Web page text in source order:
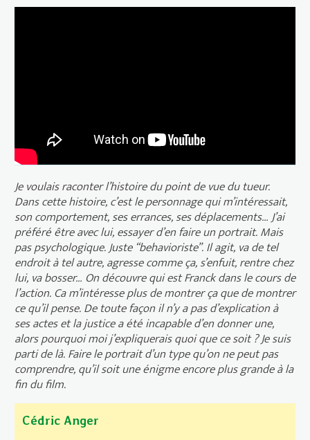
Je voulais raconter l’histoire du point de vue du tueur.
Dans cette histoire, c’est le personnage qui m’intéressait,
son comportement, ses errances, ses déplacements… J’ai
préféré être avec lui, essayer d’en faire un portrait. Mais
pas psychologique. Juste “behavioriste”. Il agit, va de tel
endroit à tel autre, agresse comme ça, s’enfuit, rentre chez
lui, va bosser… On découvre qui est Franck dans le cours de
l’action. Ca m’intéresse plus de montrer ça que de montrer
ce qu’il pense. De toute façon il n’y a pas d’explication à
ses actes et la justice a été incapable d’en donner une,
alors pourquoi moi j’expliquerais quoi que ce soit ? Je suis
parti de là. Faire le portrait d’un type qu’on ne peut pas
comprendre, qu’il soit une énigme encore plus grande à la
fin du film.
Cédric Anger